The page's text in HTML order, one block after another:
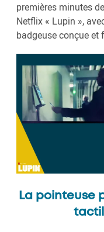
premières minutes
Netflix « Lupin »,
badgeuse conçue et
La pointeuse